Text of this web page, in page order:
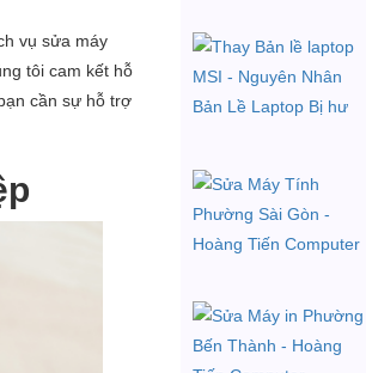
vụ sửa máy
tôi cam kết hỗ
cần sự hỗ trợ